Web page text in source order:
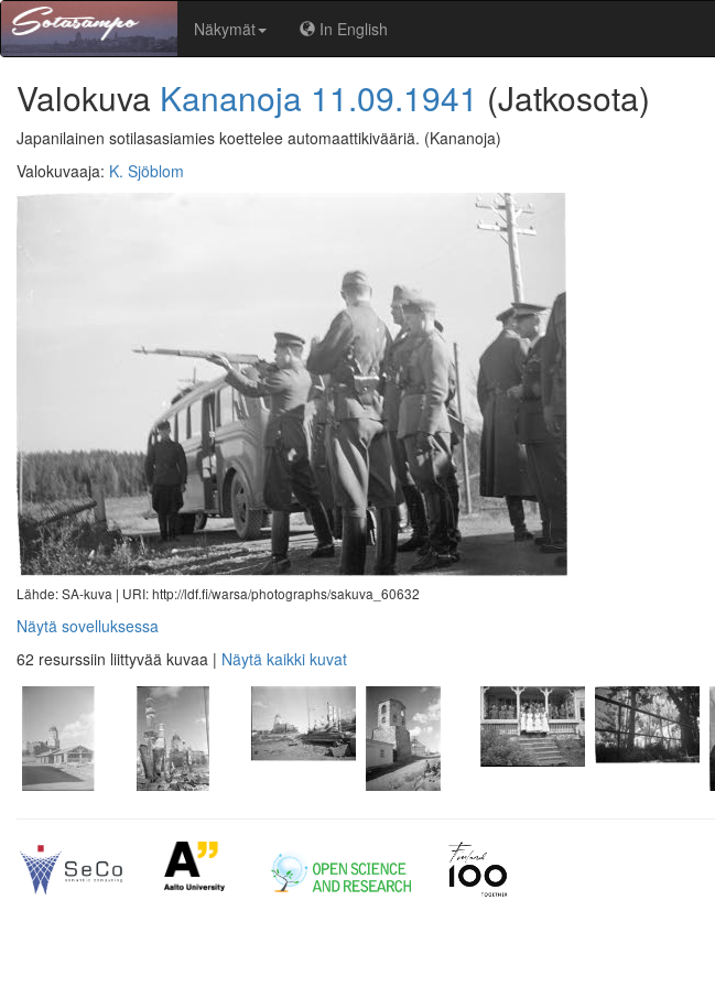
Näkymät In English
Valokuva Kananoja 11.09.1941 (Jatkosota)
Japanilainen sotilasasiamies koettelee automaattikivääriä. (Kananoja)
Valokuvaaja: K. Sjöblom
Lähde: SA-kuva | URI: http://ldf.fi/warsa/photographs/sakuva_60632
Näytä sovelluksessa
62 resurssiin liittyvää kuvaa | Näytä kaikki kuvat